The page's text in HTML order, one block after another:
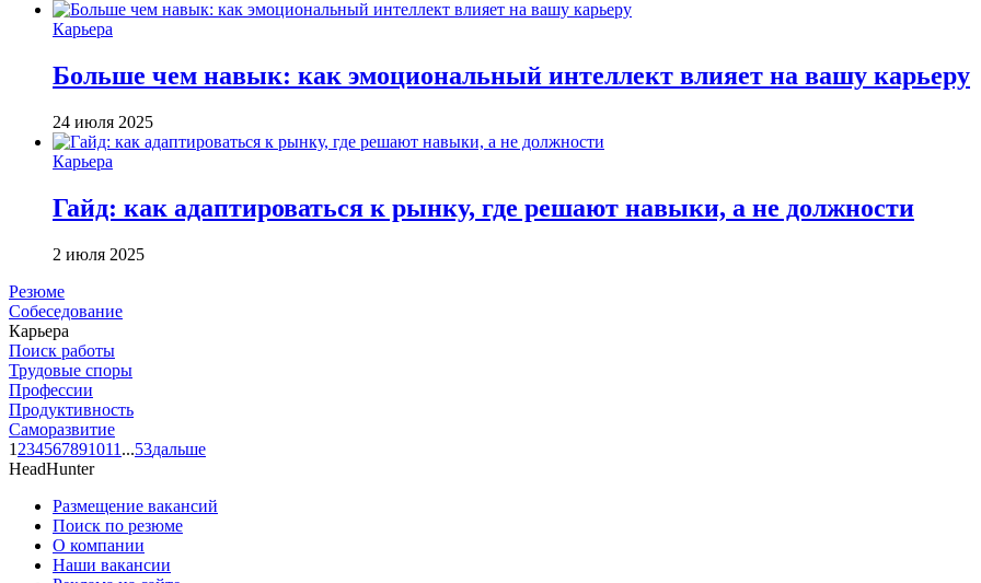
Карьера
Больше чем навык: как эмоциональный интеллект влияет на вашу карьеру
24 июля 2025
Карьера
Гайд: как адаптироваться к рынку, где решают навыки, а не должности
2 июля 2025
Резюме
Собеседование
Карьера
Поиск работы
Трудовые споры
Профессии
Продуктивность
Саморазвитие
1 234567891011 ...53дальше
HeadHunter
Размещение вакансий
Поиск по резюме
О компании
Наши вакансии